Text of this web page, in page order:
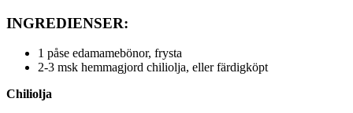
INGREDIENSER:
1 påse edamamebönor, frysta
2-3 msk hemmagjord chiliolja, eller färdigköpt
Chiliolja